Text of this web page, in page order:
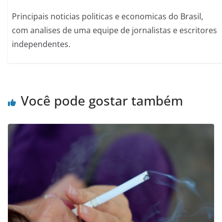
Principais noticias politicas e economicas do Brasil,
com analises de uma equipe de jornalistas e escritores
independentes.
Você pode gostar também